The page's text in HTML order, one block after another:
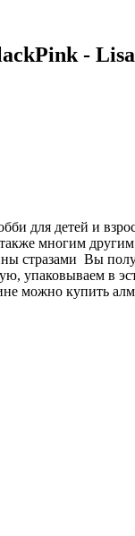
-
для детей и
многим
стразами Вы
в
можно купить